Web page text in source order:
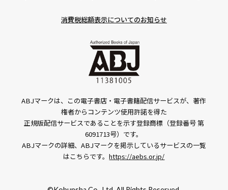
消費税総額表示についてのお知らせ
ABJマークは、この電子書店・電子書籍配信サービスが、著作
権者からコンテンツ使用許諾を得た
正規版配信サービスであることを示す登録商標（登録番号 第
6091713号）です。
ABJマークの詳細、ABJマークを掲示しているサービスの一覧
はこちらです。https://aebs.or.jp/